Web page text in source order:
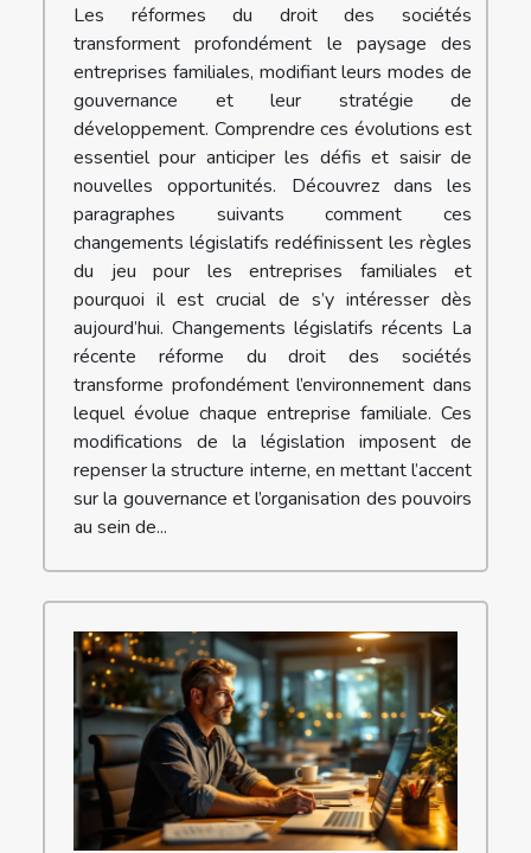
Les réformes du droit des sociétés
transforment profondément le paysage des
entreprises familiales, modifiant leurs modes de
gouvernance et leur stratégie de
développement. Comprendre ces évolutions est
essentiel pour anticiper les défis et saisir de
nouvelles opportunités. Découvrez dans les
paragraphes suivants comment ces
changements législatifs redéfinissent les règles
du jeu pour les entreprises familiales et
pourquoi il est crucial de s’y intéresser dès
aujourd’hui. Changements législatifs récents La
récente réforme du droit des sociétés
transforme profondément l’environnement dans
lequel évolue chaque entreprise familiale. Ces
modifications de la législation imposent de
repenser la structure interne, en mettant l’accent
sur la gouvernance et l’organisation des pouvoirs
au sein de...